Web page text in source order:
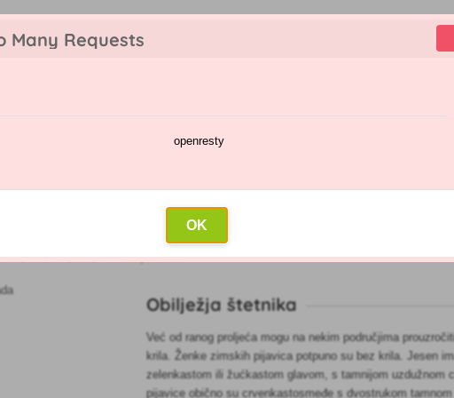
Many Requests
openresty
OK
»Bolesti voćaka»Jesenja livada
Obilježja štetnika
Već od ranog proljeća mogu na nekim područjima
krila. Ženke zimskih pijavica potpuno su bez krila. Jesen
zelenkastom ili žućkastom glavom, s tamnijom
pijavice obično su crvenkastosmeđe s dvostrukom